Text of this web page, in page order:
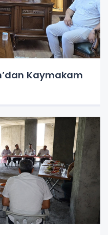
Kaymakam